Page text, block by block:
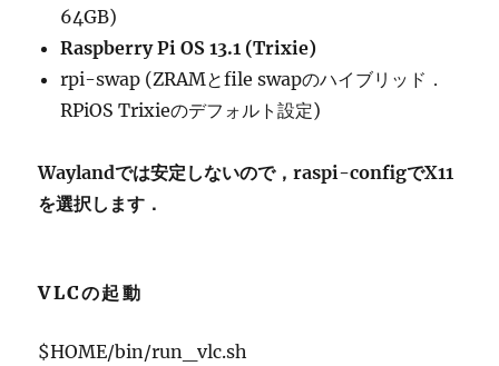
64GB)
Raspberry Pi OS 13.1 (Trixie)
rpi-swap (ZRAMとfile swapのハイブリッド．
RPiOS Trixieのデフォルト設定)
Waylandでは安定しないので，raspi-configでX11
を選択します．
VLCの起動
$HOME/bin/run_vlc.sh